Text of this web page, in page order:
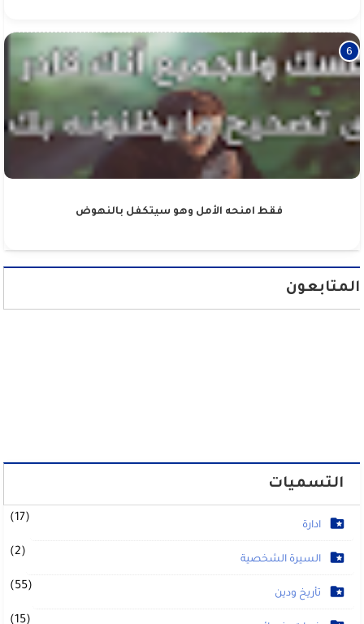
فقط امنحه الأمل وهو سيتكفل بالنهوض
المتابعون
التسميات
ادارة
(17)
السيرة الشخصية
(2)
تأريخ ودين
(55)
(15)